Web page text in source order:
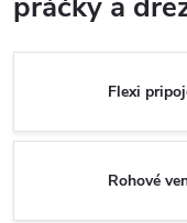
Flexi
Rohové